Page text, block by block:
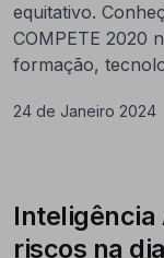
equitativo.
COMPETE 2020
formação,
24 de Janeiro 2024
riscos na